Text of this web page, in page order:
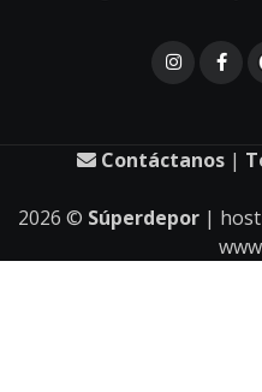
Contáctanos |
2026 © Súperdepor |